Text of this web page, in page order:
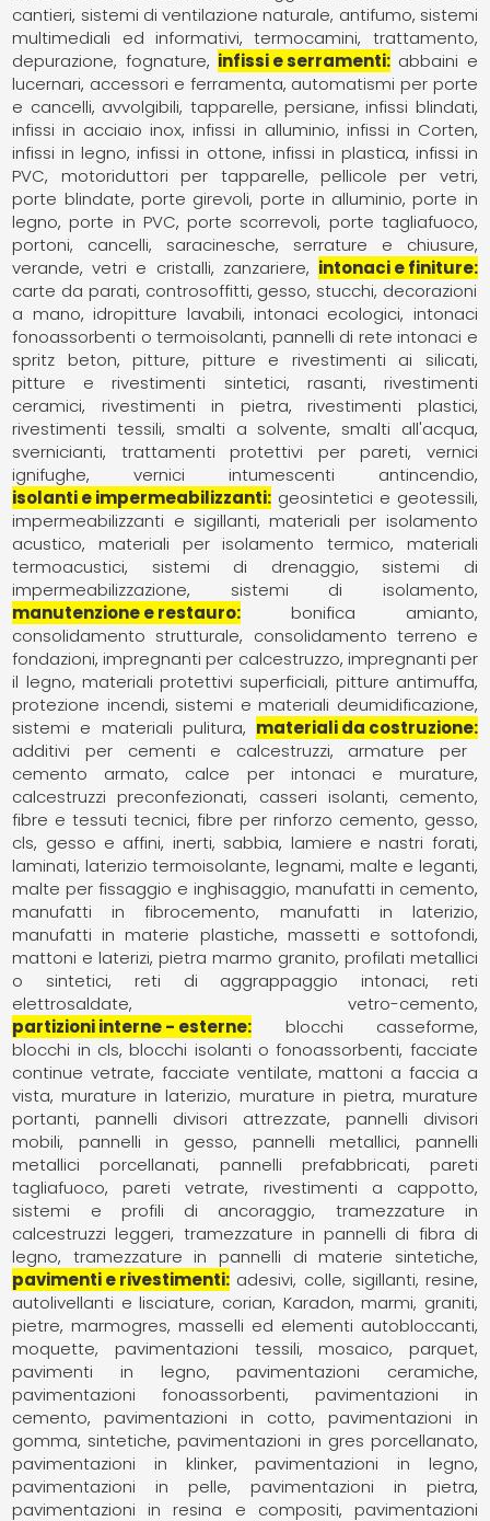
cantieri sistemi di ventilazione naturale, antifumo sistemi
multimediali ed informativi
termocamini
trattamento,
depurazione, fognature infissi e serramenti abbaini e
lucernari accessori e ferramenta automatismi per porte
e cancelli avvolgibili, tapparelle, persiane infissi blindati
infissi in acciaio inox infissi in alluminio infissi in Corten
infissi in legno infissi in ottone infissi in plastica infissi in
PVC
motoriduttori per tapparelle
pellicole per vetri
porte blindate porte girevoli porte in alluminio porte in
legno porte in PVC porte scorrevoli porte tagliafuoco
portoni, cancelli, saracinesche
serrature e chiusure
verande vetri e cristalli zanzariere
intonaci e finiture
carte da parati controsoffitti gesso, stucchi, decorazioni
a mano idropitture lavabili intonaci ecologici intonaci
fonoassorbenti o termoisolanti pannelli di rete intonaci e
spritz beton
pitture
pitture e rivestimenti ai silicati
pitture e rivestimenti sintetici
rasanti
rivestimenti
ceramici
rivestimenti in pietra
rivestimenti plastici
rivestimenti tessili
smalti a solvente
smalti all'acqua
svernicianti
trattamenti protettivi per pareti
vernici
ignifughe
vernici intumescenti antincendio
isolanti e impermeabilizzanti geosintetici e geotessili
impermeabilizzanti e sigillanti materiali per isolamento
acustico
materiali per isolamento termico
materiali
termoacustici
sistemi di drenaggio
sistemi di
impermeabilizzazione
sistemi di isolamento
manutenzione e restauro
bonifica amianto
consolidamento strutturale
consolidamento terreno e
fondazioni impregnanti per calcestruzzo impregnanti per
il legno materiali protettivi superficiali pitture antimuffa
protezione incendi sistemi e materiali deumidificazione
sistemi e materiali pulitura
materiali da costruzione
additivi per cementi e calcestruzzi
armature per
cemento armato
calce per intonaci e murature
calcestruzzi preconfezionati
casseri isolanti
cemento
fibre e tessuti tecnici fibre per rinforzo cemento, gesso,
cls gesso e affini inerti, sabbia lamiere e nastri forati
laminati laterizio termoisolante legnami malte e leganti
malte per fissaggio e inghisaggio manufatti in cemento
manufatti in fibrocemento
manufatti in laterizio
manufatti in materie plastiche
massetti e sottofondi
mattoni e laterizi pietra marmo granito profilati metallici
o sintetici
reti di aggrappaggio intonaci
reti
elettrosaldate
vetro-cemento
partizioni interne - esterne
blocchi casseforme
blocchi in cls blocchi isolanti o fonoassorbenti facciate
continue vetrate facciate ventilate mattoni a faccia a
vista murature in laterizio murature in pietra murature
portanti
pannelli divisori attrezzate
pannelli divisori
mobili
pannelli in gesso pannelli metallici
pannelli
metallici porcellanati
pannelli prefabbricati
pareti
tagliafuoco
pareti vetrate
rivestimenti a cappotto
sistemi e profili di ancoraggio
tramezzature in
calcestruzzi leggeri tramezzature in pannelli di fibra di
legno
tramezzature in pannelli di materie sintetiche
pavimenti e rivestimenti adesivi, colle, sigillanti, resine
autolivellanti e lisciature corian Karadon marmi, graniti,
pietre marmogres masselli ed elementi autobloccanti
moquette, pavimentazioni tessili
mosaico
parquet,
pavimenti in legno
pavimentazioni ceramiche
pavimentazioni fonoassorbenti
pavimentazioni in
cemento
pavimentazioni in cotto
pavimentazioni in
gomma, sintetiche pavimentazioni in gres porcellanato
pavimentazioni in klinker
pavimentazioni in legno
pavimentazioni in pelle
pavimentazioni in pietra
pavimentazioni in resina e compositi
pavimentazioni